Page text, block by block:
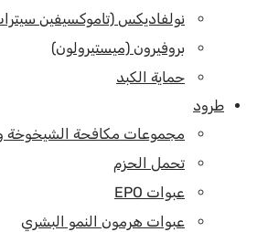
نولفاديكس (تاموكسيفين
بروفيرون (ميستيرولون)
حماية الكبد
طرود
مجموعات مكافحة الشيخوخة
تحمل الحزم
عبوات EPO
عبوات هرمون النمو البشري